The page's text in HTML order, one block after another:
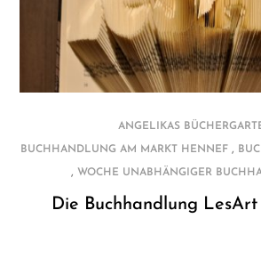
ANGELIKAS
BUCHHANDLUNG AM MARKT HENNEF,
, WOCHE UNABHÄNGIGER
Die Buchhandlung